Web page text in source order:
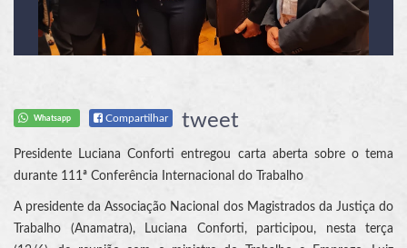
Whatsapp Compartilhar tweet
Presidente Luciana Conforti entregou carta aberta sobre o tema
durante 111ª Conferência Internacional do Trabalho
A presidente da Associação Nacional dos Magistrados da Justiça do
Trabalho (Anamatra), Luciana Conforti, participou, nesta terça